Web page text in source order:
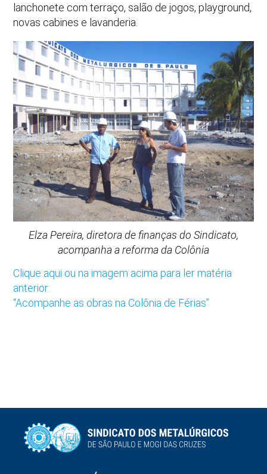
lanchonete com terraço, salão de jogos, playground,
novas cabines e lavanderia.
Elza Pereira, diretora de finanças do Sindicato,
acompanha a reforma da Colônia
Clique aqui ou na imagem acima para ler matéria
anterior:
“Acompanhe as obras na Colônia de Férias”